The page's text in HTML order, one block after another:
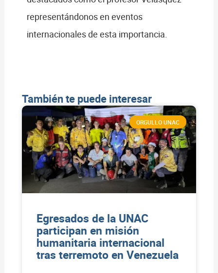
representándonos en eventos
internacionales de esta importancia.
También te puede interesar
ORGULLO UNAC
Egresados de la UNAC
participan en misión
humanitaria internacional
tras terremoto en Venezuela